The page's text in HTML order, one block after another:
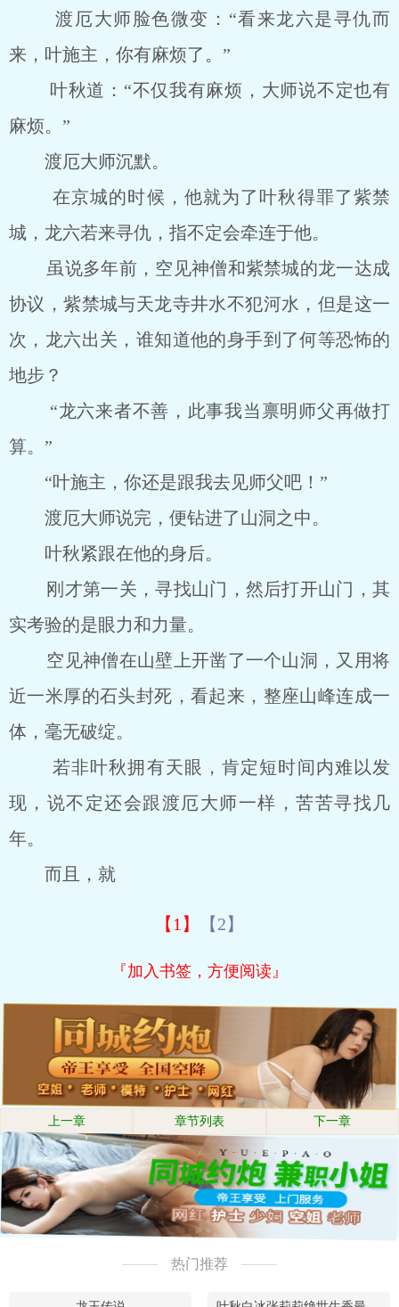
渡厄大师脸色微变：“看来龙六是寻仇而
来，叶施主，你有麻烦了。”
叶秋道：“不仅我有麻烦，大师说不定也有
麻烦。”
渡厄大师沉默。
在京城的时候，他就为了叶秋得罪了紫禁
城，龙六若来寻仇，指不定会牵连于他。
虽说多年前，空见神僧和紫禁城的龙一达成
协议，紫禁城与天龙寺井水不犯河水，但是这一
次，龙六出关，谁知道他的身手到了何等恐怖的
地步？
“龙六来者不善，此事我当禀明师父再做打
算。”
“叶施主，你还是跟我去见师父吧！”
渡厄大师说完，便钻进了山洞之中。
叶秋紧跟在他的身后。
刚才第一关，寻找山门，然后打开山门，其
实考验的是眼力和力量。
空见神僧在山壁上开凿了一个山洞，又用将
近一米厚的石头封死，看起来，整座山峰连成一
体，毫无破绽。
若非叶秋拥有天眼，肯定短时间内难以发
现，说不定还会跟渡厄大师一样，苦苦寻找几
年。
而且，就
【1】 【2】
『加入书签，方便阅读』
上一章 章节列表 下一章
热门推荐